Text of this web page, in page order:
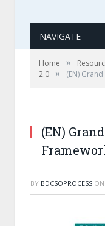
NAVIGATE
Home »
2.0 » (EN)
(EN)
BY BDCSOPROCESS ON